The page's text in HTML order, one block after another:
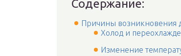
Содержание:
Причины возникновения
Холод и
Изменение